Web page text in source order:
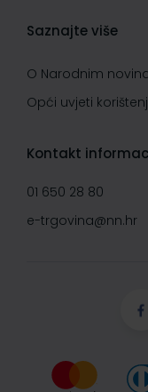
Saznajte više
O Narodnim
Opći uvjeti
Kontakt
01 650 28 80
e-trgovina@nn.hr